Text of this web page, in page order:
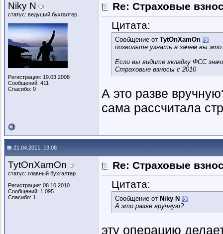
Niky N
статус: ведущий бухгалтер
Регистрация: 19.03.2008
Сообщений: 411
Спасибо: 0
Re: Страховые
Цитата:
Сообщение от TytOnXamOn
позвольте узнать а зачем вы
Если вы видите вкладку ФСС
Страховые взносы с 2010
А это разве
сама рассчитала
21.04.2011, 13:08
TytOnXamOn
статус: главный бухгалтер
Регистрация: 08.10.2010
Сообщений: 1,095
Спасибо: 1
Re: Страховые
Цитата:
Сообщение от Niky N
А это разве вручную?
эту операцию